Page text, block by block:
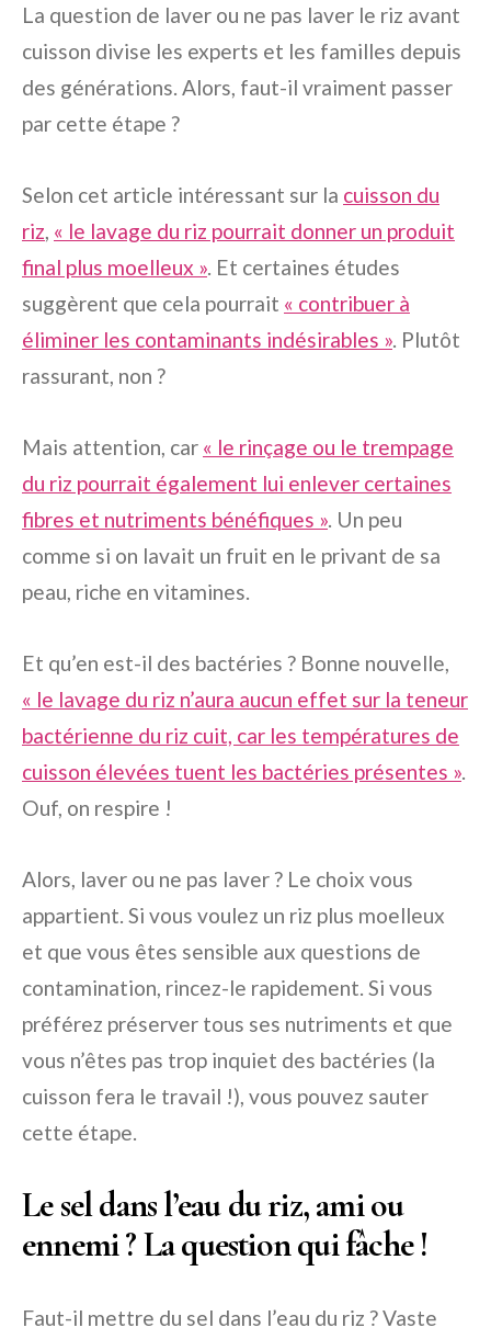
La question de laver ou ne pas laver le riz avant
cuisson divise les experts et les familles depuis
des générations. Alors, faut-il vraiment passer
par cette étape ?
Selon cet article intéressant sur la cuisson du
riz, « le lavage du riz pourrait donner un produit
final plus moelleux ». Et certaines études
suggèrent que cela pourrait « contribuer à
éliminer les contaminants indésirables ». Plutôt
rassurant, non ?
Mais attention, car « le rinçage ou le trempage
du riz pourrait également lui enlever certaines
fibres et nutriments bénéfiques ». Un peu
comme si on lavait un fruit en le privant de sa
peau, riche en vitamines.
Et qu’en est-il des bactéries ? Bonne nouvelle,
« le lavage du riz n’aura aucun effet sur la teneur
bactérienne du riz cuit, car les températures de
cuisson élevées tuent les bactéries présentes ».
Ouf, on respire !
Alors, laver ou ne pas laver ? Le choix vous
appartient. Si vous voulez un riz plus moelleux
et que vous êtes sensible aux questions de
contamination, rincez-le rapidement. Si vous
préférez préserver tous ses nutriments et que
vous n’êtes pas trop inquiet des bactéries (la
cuisson fera le travail !), vous pouvez sauter
cette étape.
Le sel dans l’eau du riz, ami ou
ennemi ? La question qui fâche !
Faut-il mettre du sel dans l’eau du riz ? Vaste